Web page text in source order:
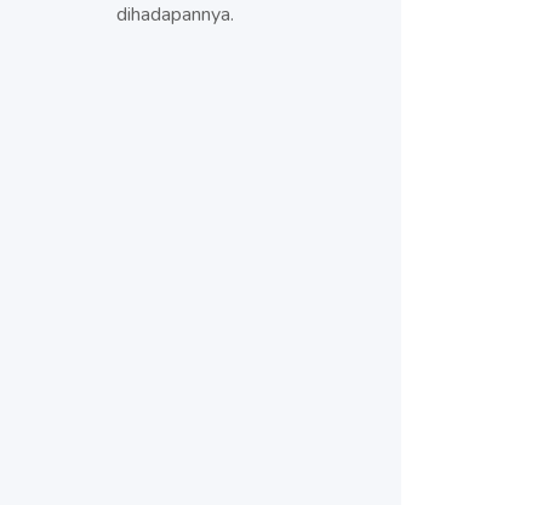
dihadapannya.